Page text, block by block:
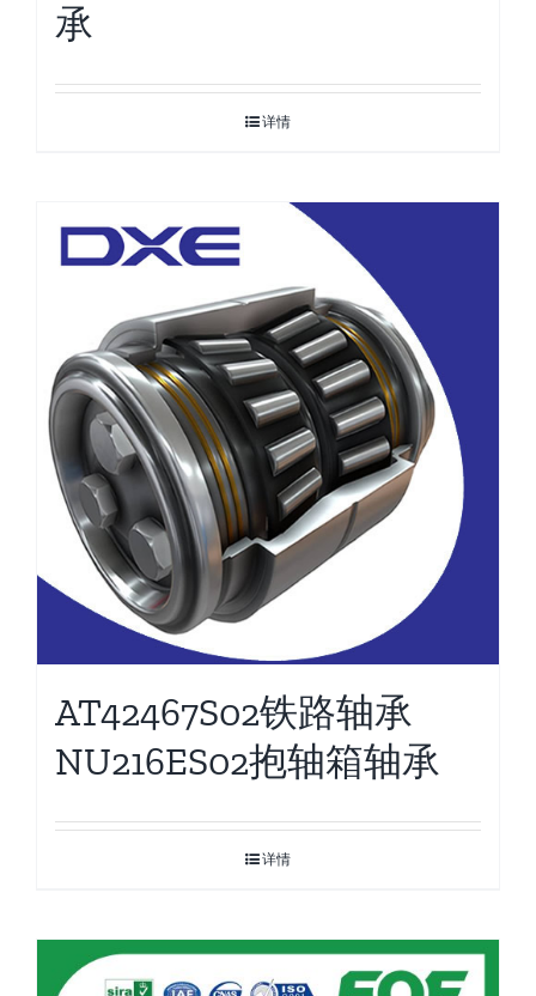
承
详情
AT42467S02铁路轴承
NU216ES02抱轴箱轴承
详情